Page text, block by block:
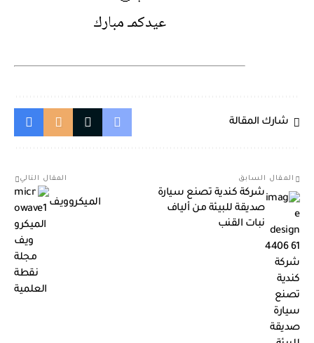
عيدكمـ مبارك
شارك المقالة
المقال السابق
شركة كندية تصنع سيارة
صديقة للبيئة من ألياف
نبات القنب
المقال التالي
الميكروويف